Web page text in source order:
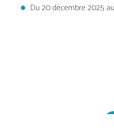
Du 20 décembre 2025